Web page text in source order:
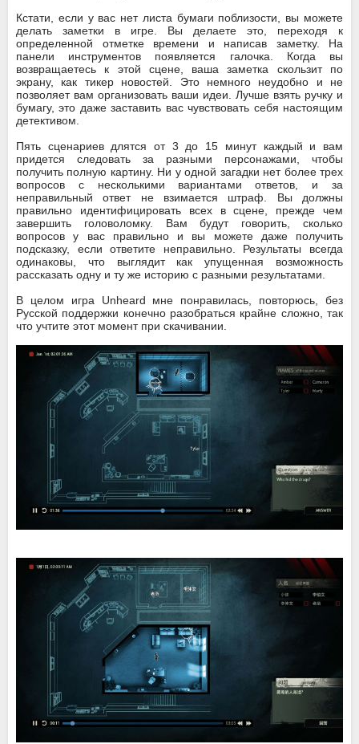
Кстати, если у вас нет листа бумаги поблизости, вы можете
делать заметки в игре. Вы делаете это, переходя к
определенной отметке времени и написав заметку. На
панели инструментов появляется галочка. Когда вы
возвращаетесь к этой сцене, ваша заметка скользит по
экрану, как тикер новостей. Это немного неудобно и не
позволяет вам организовать ваши идеи. Лучше взять ручку и
бумагу, это даже заставить вас чувствовать себя настоящим
детективом.
Пять сценариев длятся от 3 до 15 минут каждый и вам
придется следовать за разными персонажами, чтобы
получить полную картину. Ни у одной загадки нет более трех
вопросов с несколькими вариантами ответов, и за
неправильный ответ не взимается штраф. Вы должны
правильно идентифицировать всех в сцене, прежде чем
завершить головоломку. Вам будут говорить, сколько
вопросов у вас правильно и вы можете даже получить
подсказку, если ответите неправильно. Результаты всегда
одинаковы, что выглядит как упущенная возможность
рассказать одну и ту же историю с разными результатами.
В целом игра Unheard мне понравилась, повторюсь, без
Русской поддержки конечно разобраться крайне сложно, так
что учтите этот момент при скачивании.